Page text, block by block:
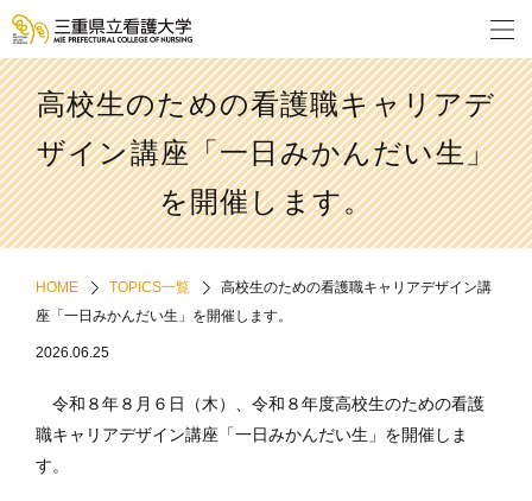
高校生のための看護職キャリアデ
ザイン講座「一日みかんだい生」
を開催します。
HOME TOPICS一覧
高校生のための看護職キャリアデザイン講
座「一日みかんだい生」を開催します。
2026.06.25
令和８年８月６日（木）、令和８年度高校生のための看護
職キャリアデザイン講座「一日みかんだい生」を開催しま
す。